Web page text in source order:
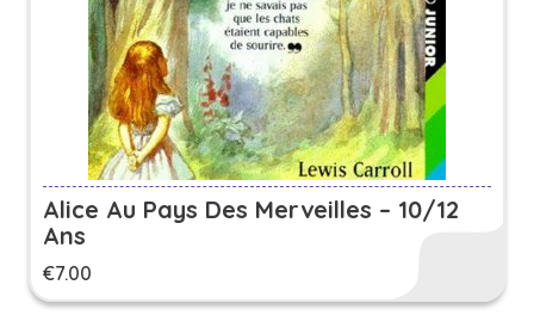
Alice Au Pays Des Merveilles – 10/12
Ans
€7.00